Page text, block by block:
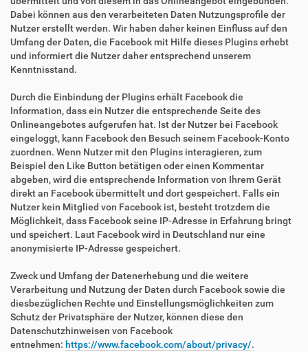
Dabei können aus den verarbeiteten Daten Nutzungsprofile der
Nutzer erstellt werden. Wir haben daher keinen Einfluss auf den
Umfang der Daten, die Facebook mit Hilfe dieses Plugins erhebt
und informiert die Nutzer daher entsprechend unserem
Kenntnisstand.
Durch die Einbindung der Plugins erhält Facebook die
Information, dass ein Nutzer die entsprechende Seite des
Onlineangebotes aufgerufen hat. Ist der Nutzer bei Facebook
eingeloggt, kann Facebook den Besuch seinem Facebook-Konto
zuordnen. Wenn Nutzer mit den Plugins interagieren, zum
Beispiel den Like Button betätigen oder einen Kommentar
abgeben, wird die entsprechende Information von Ihrem Gerät
direkt an Facebook übermittelt und dort gespeichert. Falls ein
Nutzer kein Mitglied von Facebook ist, besteht trotzdem die
Möglichkeit, dass Facebook seine IP-Adresse in Erfahrung bringt
und speichert. Laut Facebook wird in Deutschland nur eine
anonymisierte IP-Adresse gespeichert.
Zweck und Umfang der Datenerhebung und die weitere
Verarbeitung und Nutzung der Daten durch Facebook sowie die
diesbezüglichen Rechte und Einstellungsmöglichkeiten zum
Schutz der Privatsphäre der Nutzer, können diese den
Datenschutzhinweisen von Facebook
entnehmen: https://www.facebook.com/about/privacy/.